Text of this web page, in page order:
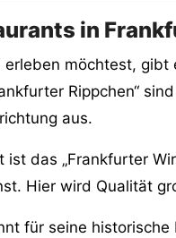
in
möchtest,
Rippchen“
aus.
das „Frankfurter
Hier wird Qualität
für seine